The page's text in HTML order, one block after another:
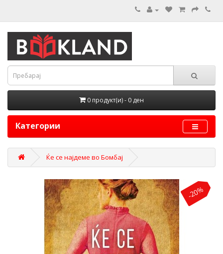
0 продукт(и) - 0 ден
Категории
Ќе се најдеме во Бомбај
-20%